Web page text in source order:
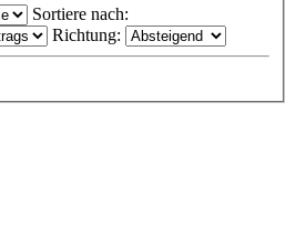
Sortiere nach:
Richtung: